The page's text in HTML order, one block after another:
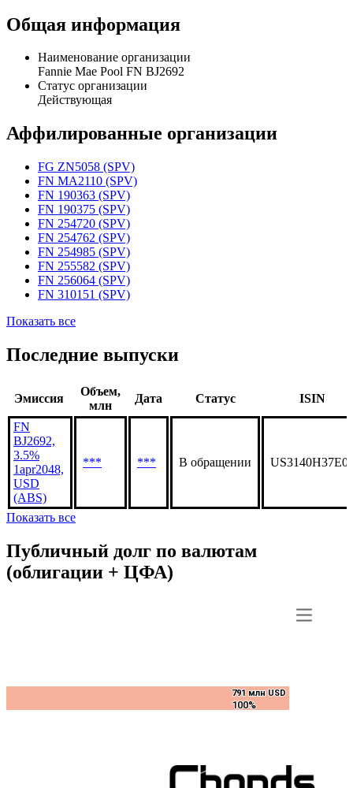
Общая информация
Наименование организации
Fannie Mae Pool FN BJ2692
Статус организации
Действующая
Аффилированные организации
FG ZN5058 (SPV)
FN MA2110 (SPV)
FN 190363 (SPV)
FN 190375 (SPV)
FN 254720 (SPV)
FN 254762 (SPV)
FN 254985 (SPV)
FN 255582 (SPV)
FN 256064 (SPV)
FN 310151 (SPV)
Показать все
Последние выпуски
Эмиссия
Объем,
млн
Дата Статус ISIN
FN
BJ2692,
3.5%
1apr2048,
USD
(ABS)
*** *** В обращении
Показать все
Публичный долг по валютам
(облигации + ЦФА)
791 млн USD
100%
791 млн USD
100%